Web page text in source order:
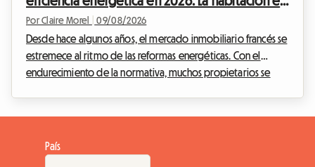
casa del anfitrión como solución legal
Por Claire Morel 09/08/2026
Desde hace algunos años, el mercado inmobiliario francés se
estremece al ritmo de las reformas energéticas. Con el
endurecimiento de la normativa, muchos propietarios se
para seguir generando ingresos. La prohibición de alquilar
viviendas energéticamente ineficientes (conocidas como
País